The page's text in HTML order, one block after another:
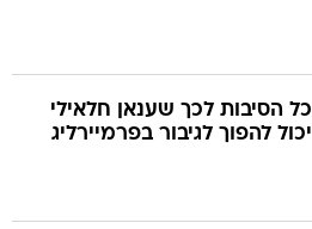
כל הסיבות לכך שענאן חלאילי
יכול להפוך לגיבור בפרמיירליג